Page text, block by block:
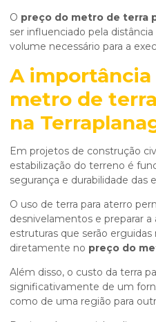
O preço do metro de terra
ser influenciado pela
volume necessário para a
A importância
metro de
na
Em projetos de construção
estabilização do terreno é
segurança e durabilidade das
O uso de terra para aterro
desnivelamentos e preparar a
estruturas que serão
diretamente no preço do
Além disso, o custo da terra
significativamente de um
como de uma região para